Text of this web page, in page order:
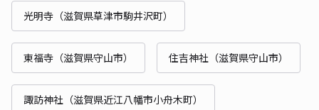
光明寺（滋賀県草津市駒井沢町）
東福寺（滋賀県守山市） 住吉神社（滋賀県守山市）
諏訪神社（滋賀県近江八幡市小舟木町）